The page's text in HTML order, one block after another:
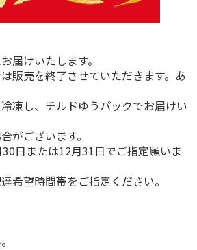
【冷凍】
割 札幌市
場発 北
＜おせち＞【冷凍】
おせち早割 札幌市
の初…
20,300円
＜おせち＞【
おせち早割
中央卸売市
27,000円
届けいたします。
販売を終了させていただきます。あ
凍し、チルドゆうパックでお届けい
がございます。
日または12月31日でご指定願いま
希望時間帯をご指定ください。